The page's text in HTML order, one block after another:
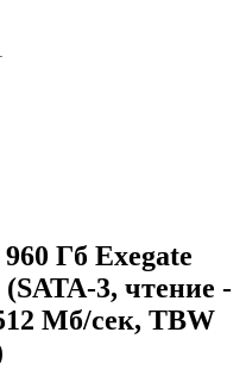
Гб Exegate
3, чтение -
Мб/сек, TBW